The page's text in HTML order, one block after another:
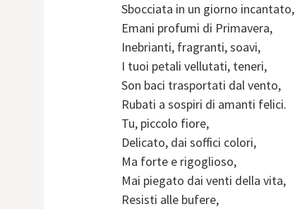
Sbocciata in un giorno incantato,
Emani profumi di Primavera,
Inebrianti, fragranti, soavi,
I tuoi petali vellutati, teneri,
Son baci trasportati dal vento,
Rubati a sospiri di amanti felici.
Tu, piccolo fiore,
Delicato, dai soffici colori,
Ma forte e rigoglioso,
Mai piegato dai venti della vita,
Resisti alle bufere,